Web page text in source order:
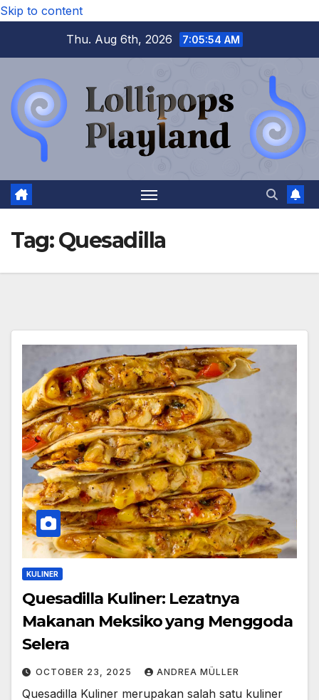
Skip to content
Thu. Aug 6th, 2026
7:05:55 AM
Tag:Quesadilla
KULINER
Quesadilla Kuliner: Lezatnya
Makanan Meksiko yang Menggoda
Selera
OCTOBER 23, 2025 ANDREA MÜLLER
Quesadilla Kuliner merupakan salah satu kuliner